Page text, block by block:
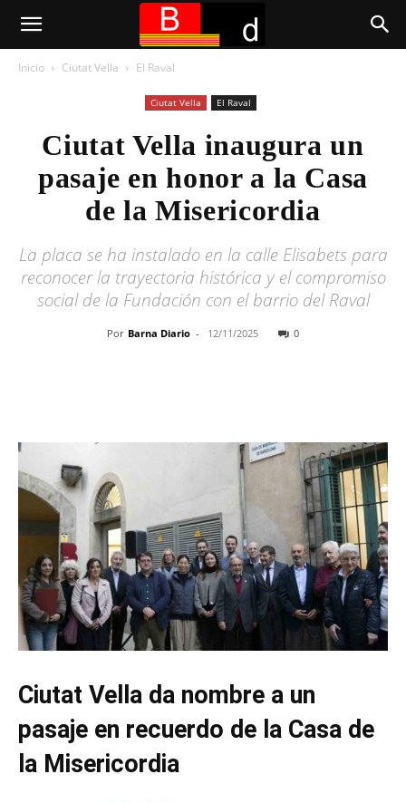
Inicio Ciutat Vella El Raval
Ciutat Vella El Raval
Ciutat Vella inaugura un
pasaje en honor a la Casa
de la Misericordia
La placa se ha instalado en la calle Elisabets para
reconocer la trayectoria histórica y el compromiso
social de la Fundación con el barrio del Raval
Por Barna Diario - 12/11/2025 0
Ciutat Vella da nombre a un
pasaje en recuerdo de la Casa de
la Misericordia